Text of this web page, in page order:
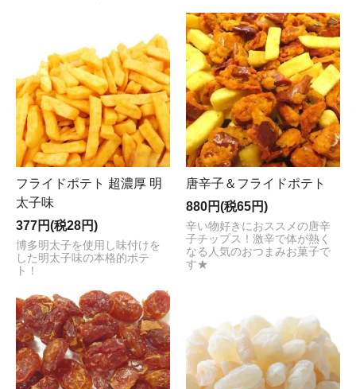
フライドポテト 超濃厚 明
太子味
377円(税28円)
博多明太子を使用し味付けを
した明太子味の本格的ポテ
ト！
唐辛子＆フライドポテト
880円(税65円)
辛い物好きにおススメの唐辛
子チップス！激辛で体が熱く
なる人気のおつまみお菓子で
す★